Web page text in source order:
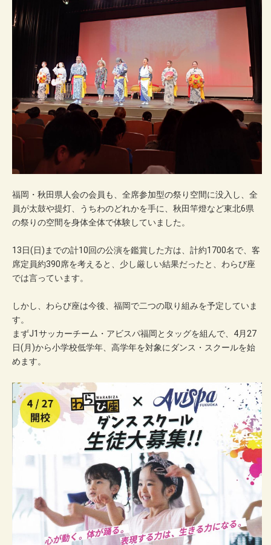
福岡・秋田県人会の会員も、全席参加型の祭り空間に没入し、全
員が太鼓や提灯、うちわのどれかを手に、秋田竿燈など東北6県
の祭りの空間を身体全体で体験していました。
13日(日)までの計10回の公演を鑑賞した方は、計約1700名で、客
席定員約390席を考えると、少し厳しい結果だったと、わらび座
では言っています。
しかし、わらび座は今後、福岡で二つの取り組みを予定していま
す。
まずJ1サッカーチーム・アビスパ福岡とタッグを組んで、4月27
日(月)から小学校低学年、高学年を対象にダンス・スクールを始
めます。